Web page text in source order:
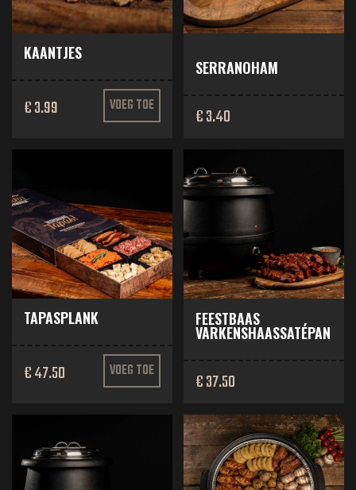
KAANTJES
€ 3.99 VOEG TOE
SERRANOHAM
€ 3.40
TAPASPLANK
€ 47.50 VOEG TOE
FEESTBAAS
VARKENSHAASSATÉPAN
€ 37.50